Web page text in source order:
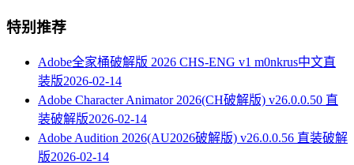
特别推荐
Adobe全家桶破解版 2026 CHS-ENG v1 m0nkrus中文直
装版2026-02-14
Adobe Character Animator 2026(CH破解版) v26.0.0.50 直
装破解版2026-02-14
Adobe Audition 2026(AU2026破解版) v26.0.0.56 直装破解
版2026-02-14